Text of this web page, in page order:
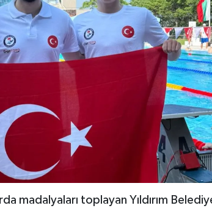
madalyaları toplayan Yıldırım